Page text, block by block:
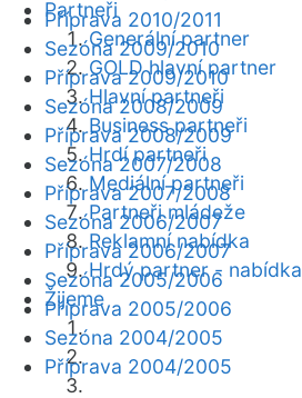
Partneři
Generální partner
GOLD hlavní partner
Hlavní partneři
Business partneři
Hrdí partneři
Mediální partneři
Partneři mládeže
Reklamní nabídka
Hrdý partner - nabídka
Žijeme
Příprava 2010/2011
Sezóna 2009/2010
Příprava 2009/2010
Sezóna 2008/2009
Příprava 2008/2009
Sezóna 2007/2008
Příprava 2007/2008
Sezóna 2006/2007
Příprava 2006/2007
Sezóna 2005/2006
Příprava 2005/2006
Sezóna 2004/2005
Příprava 2004/2005